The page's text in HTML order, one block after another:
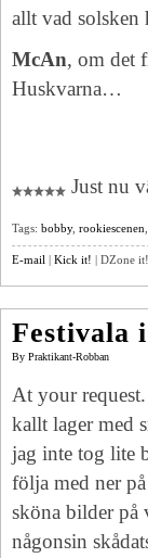
allt vad solsken
McAn, om det
Huskvarna…
Just nu
Tags: bobby, rookiescenen
E-mail | Kick it! | DZone
Festivala
By Praktikant-Robban
At your
kallt lager med
jag inte tog lite
följa med ner
sköna bilder på
någonsin